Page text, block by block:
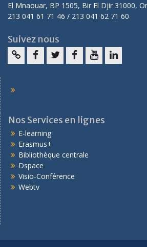
El Mnaouar, BP 1505, Bir El Djir 31000,
213 041 61 71 46 / 213 041 62 71 60
Suivez nous
Nos Services en lignes
E-learning
Erasmus+
Bibliothèque centrale
Dspace
Visio-Conférence
Webtv